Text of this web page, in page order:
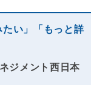
たい」「もっと詳
ジメント西日本